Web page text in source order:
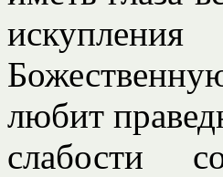
любит
слабости